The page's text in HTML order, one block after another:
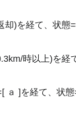
)を経て、状態
時以上)を経
ａ ]を経て、状